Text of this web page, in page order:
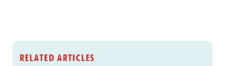
RELATED ARTICLES